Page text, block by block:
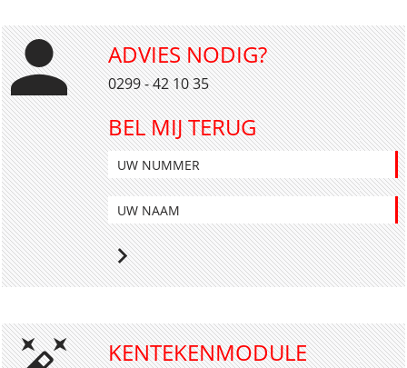
ADVIES NODIG?
0299 - 42 10 35
BEL MIJ TERUG
KENTEKENMODULE